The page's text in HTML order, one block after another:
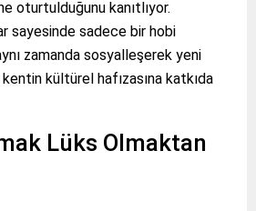
oturtulduğunu kanıtlıyor.
sayesinde sadece bir hobi
zamanda sosyalleşerek yeni
kültürel hafızasına katkıda
Lüks Olmaktan